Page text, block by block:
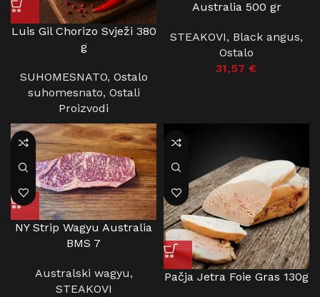
Luis Gil Chorizo Svježi 380
g
SUHOMESNATO, Ostalo
suhomesnato, Ostali
Proizvodi
Australia 500 gr
STEAKOVI, Black angus,
Ostalo
31,57 €
NY Strip Wagyu Australia
BMS 7
Australski wagyu,
STEAKOVI
Pačja Jetra Foie Gras 130g